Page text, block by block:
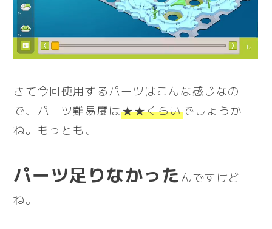
さて今回使用するパーツはこんな感じなの
で、パーツ難易度は★★くらいでしょうか
ね。もっとも、
パーツ足りなかった んですけど
ね。